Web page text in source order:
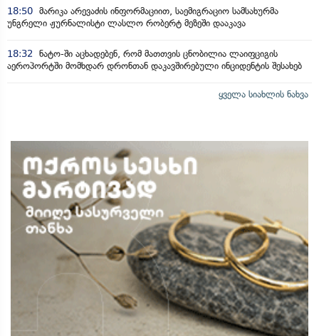
18:50 მარიკა არევაძის ინფორმაციით, საემიგრაციო სამსახურმა
უნგრელი ჟურნალისტი ლასლო რობერტ მეზეში დააკავა
18:32
ნატო-ში აცხადებენ, რომ მათთვის ცნობილია ლაიფციგის
აეროპორტში მომხდარ დრონთან დაკავშირებული ინციდენტის შესახებ
ყველა სიახლის ნახვა